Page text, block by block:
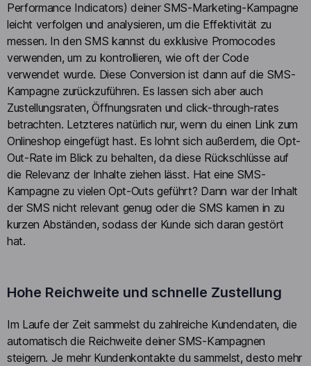
Performance Indicators) deiner SMS-Marketing-Kampagne
leicht verfolgen und analysieren, um die Effektivität zu
messen. In den SMS kannst du exklusive Promocodes
verwenden, um zu kontrollieren, wie oft der Code
verwendet wurde. Diese Conversion ist dann auf die SMS-
Kampagne zurückzuführen. Es lassen sich aber auch
Zustellungsraten, Öffnungsraten und click-through-rates
betrachten. Letzteres natürlich nur, wenn du einen Link zum
Onlineshop eingefügt hast. Es lohnt sich außerdem, die Opt-
Out-Rate im Blick zu behalten, da diese Rückschlüsse auf
die Relevanz der Inhalte ziehen lässt. Hat eine SMS-
Kampagne zu vielen Opt-Outs geführt? Dann war der Inhalt
der SMS nicht relevant genug oder die SMS kamen in zu
kurzen Abständen, sodass der Kunde sich daran gestört
hat.
Hohe Reichweite und schnelle Zustellung
Im Laufe der Zeit sammelst du zahlreiche Kundendaten, die
automatisch die Reichweite deiner SMS-Kampagnen
steigern. Je mehr Kundenkontakte du sammelst, desto mehr